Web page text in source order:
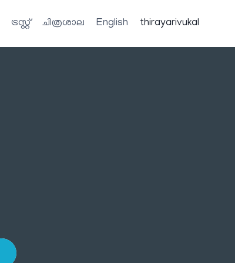
ട്രസ്റ്റ് ചിത്രശാല English thirayarivukal